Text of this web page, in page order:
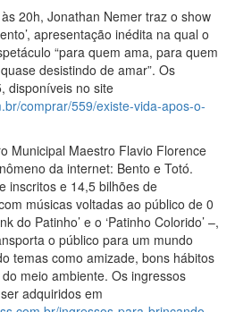
20h, Jonathan Nemer traz o show
apresentação inédita na qual o
“para quem ama, para quem
desistindo de amar”. Os
disponíveis no site
comprar/559/existe-vida-apos-o-
Municipal Maestro Flavio Florence
da internet: Bento e Totó.
inscritos e 14,5 bilhões de
músicas voltadas ao público de 0
do Patinho’ e o ‘Patinho Colorido’ –,
o público para um mundo
temas como amizade, bons hábitos
meio ambiente. Os ingressos
adquiridos em